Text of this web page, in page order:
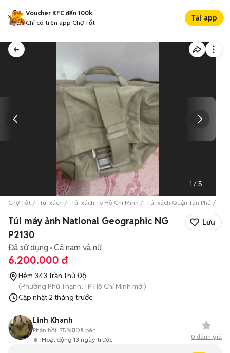
Voucher KFC đến 100k
Chỉ có trên app Chợ Tốt
Tải app
1 /5
Chợ Tốt Túi xách Túi xách Tp Hồ Chí Minh Túi xách Quận Tân Phú
Túi máy ảnh National Geographic NG
P2130
Lưu
Đã sử dụng Cả nam và nữ
6.200.000 đ
Hẻm 343 Trần Thủ Độ
(Phường Phú Thạnh, TP Hồ Chí Minh mới)
Cập nhật 2 tháng trước
Linh Khanh
Hoạt động 13 ngày trước
Phản hồi: 75%0Đã bán
0 đánh giá